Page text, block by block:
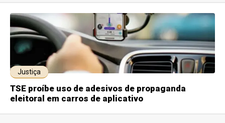
Justiça
TSE proíbe uso de adesivos de propaganda
eleitoral em carros de aplicativo